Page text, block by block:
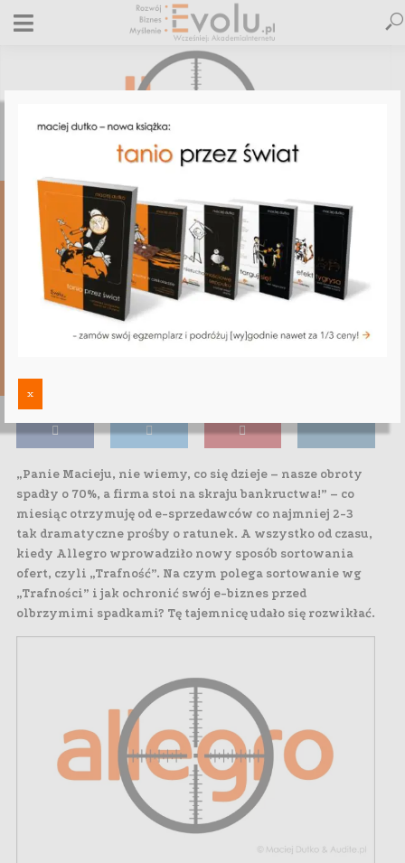
ALLEGRO,E-BIZNES,KONKURENCJA
Jak działa „Trafność” Allegro?
Tajemnica rozwiązana! [artykuł dla
Onet.pl]
14 października 2015 15 komentarzy
„Panie Macieju, nie wiemy, co się dzieje – nasze obroty
spadły o 70%, a firma stoi na skraju bankructwa!” – co
miesiąc otrzymuję od e-sprzedawców co najmniej 2-3
tak dramatyczne prośby o ratunek. A wszystko od czasu,
kiedy Allegro wprowadziło nowy sposób sortowania
ofert, czyli „Trafność”. Na czym polega sortowanie wg
„Trafności” i jak ochronić swój e-biznes przed
olbrzymimi spadkami? Tę tajemnicę udało się rozwikłać.
x